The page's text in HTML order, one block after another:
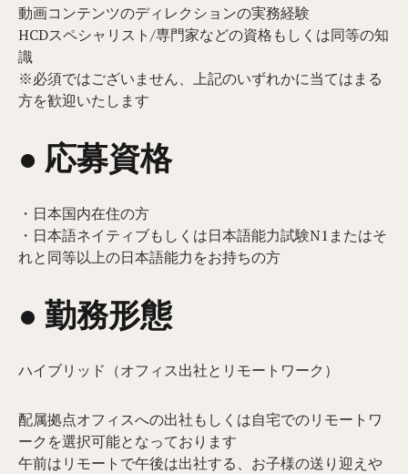
動画コンテンツのディレクションの実務経験
HCDスペシャリスト/専門家などの資格もしくは同等の知
識
※必須ではございません、上記のいずれかに当てはまる
方を歓迎いたします
● 応募資格
・日本国内在住の方
・日本語ネイティブもしくは日本語能力試験N1またはそ
れと同等以上の日本語能力をお持ちの方
● 勤務形態
ハイブリッド（オフィス出社とリモートワーク）
配属拠点オフィスへの出社もしくは自宅でのリモートワ
ークを選択可能となっております
午前はリモートで午後は出社する、お子様の送り迎えや